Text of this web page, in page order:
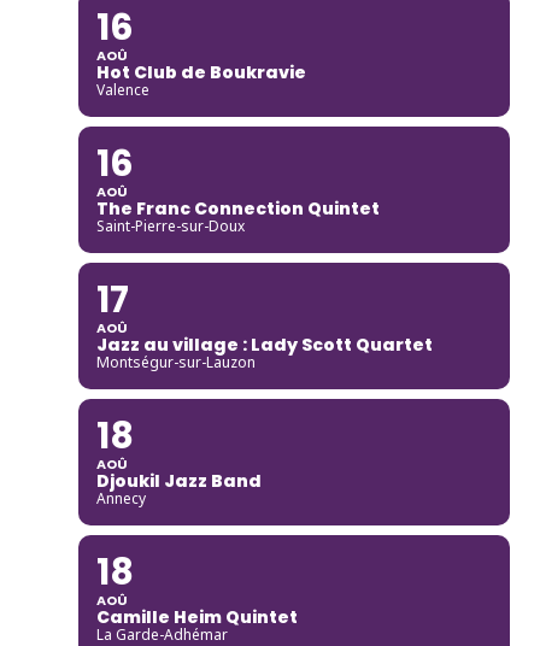
16
AOÛ
Hot Club de Boukravie
Valence
16
AOÛ
The Franc Connection Quintet
Saint-Pierre-sur-Doux
17
AOÛ
Jazz au village : Lady Scott Quartet
Montségur-sur-Lauzon
18
AOÛ
Djoukil Jazz Band
Annecy
18
AOÛ
Camille Heim Quintet
La Garde-Adhémar